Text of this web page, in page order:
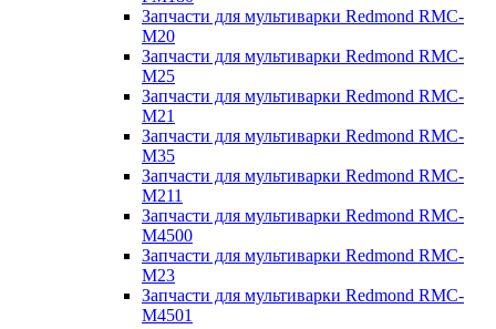
Запчасти для мультиварки Redmond RMC-
M20
Запчасти для мультиварки Redmond RMC-
M25
Запчасти для мультиварки Redmond RMC-
M21
Запчасти для мультиварки Redmond RMC-
M35
Запчасти для мультиварки Redmond RMC-
M211
Запчасти для мультиварки Redmond RMC-
M4500
Запчасти для мультиварки Redmond RMC-
M23
Запчасти для мультиварки Redmond RMC-
M4501